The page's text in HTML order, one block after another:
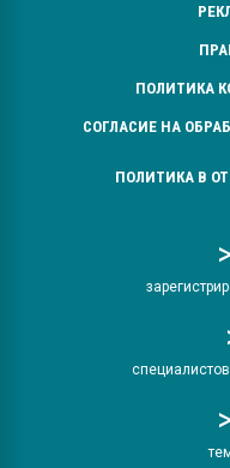
ПОЛИТИКА
СОГЛАСИЕ НА
ПОЛИТИКА В